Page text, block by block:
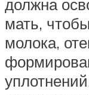
должна
мать,
молока,